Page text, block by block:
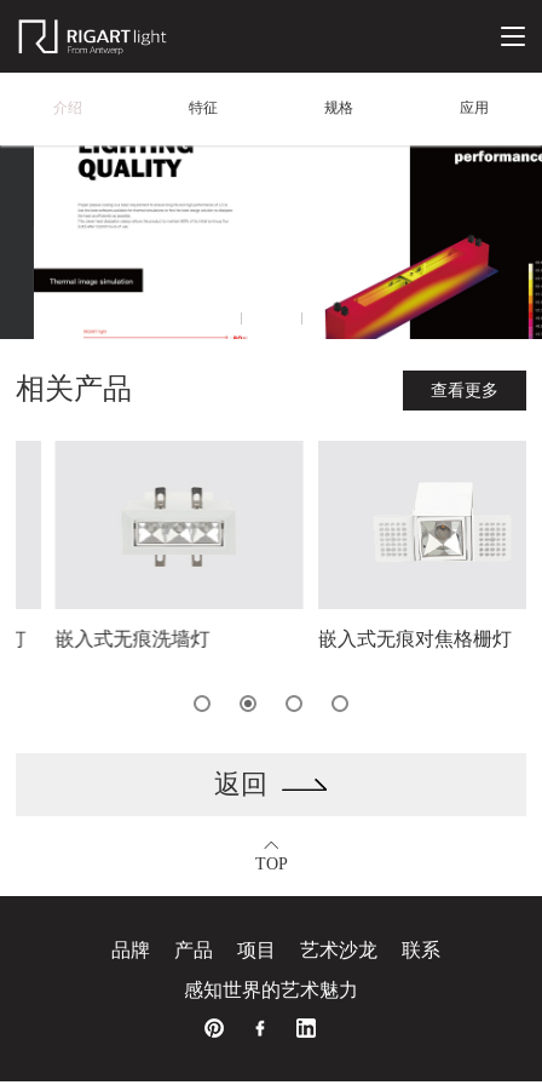
介绍 特征 规格 应用
相关产品 查看更多
嵌入式无痕洗墙灯 嵌入式无痕对焦格栅灯
返回
TOP
品牌 产品 项目 艺术沙龙
联系
感知世界的艺术魅力